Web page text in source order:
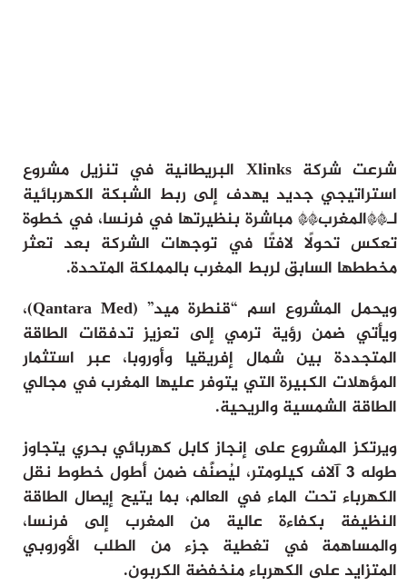
شرعت شركة Xlinks البريطانية في تنزيل مشروع
استراتيجي جديد يهدف إلى ربط الشبكة الكهربائية
لـ**المغرب** مباشرة بنظيرتها في فرنسا، في خطوة
تعكس تحولًا لافتًا في توجهات الشركة بعد تعثر
مخططها السابق لربط المغرب بالمملكة المتحدة.
ويحمل المشروع اسم “قنطرة ميد” (Qantara Med)
،
ويأتي ضمن رؤية ترمي إلى تعزيز تدفقات الطاقة
المتجددة بين شمال إفريقيا وأوروبا، عبر استثمار
المؤهلات الكبيرة التي يتوفر عليها المغرب في مجالي
الطاقة الشمسية والريحية.
ويرتكز المشروع على إنجاز كابل كهربائي بحري يتجاوز
طوله 3 آلاف كيلومتر، ليُصنَّف ضمن أطول خطوط نقل
الكهرباء تحت الماء في العالم، بما يتيح إيصال الطاقة
النظيفة بكفاءة عالية من المغرب إلى فرنسا،
والمساهمة في تغطية جزء من الطلب الأوروبي
المتزايد على الكهرباء منخفضة الكربون.